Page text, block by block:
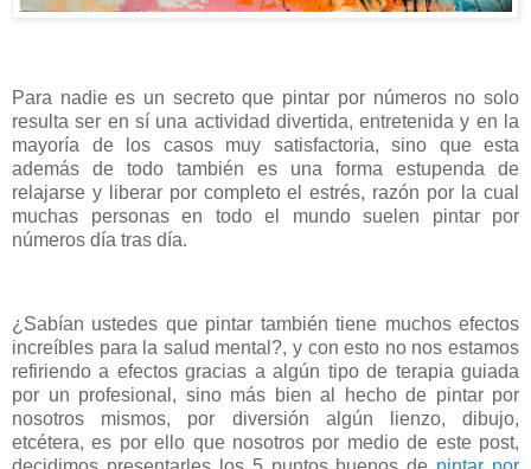
Para nadie es un secreto que pintar por números no solo
resulta ser en sí una actividad divertida, entretenida y en la
mayoría de los casos muy satisfactoria, sino que esta
además de todo también es una forma estupenda de
relajarse y liberar por completo el estrés, razón por la cual
muchas personas en todo el mundo suelen pintar por
números día tras día.
¿Sabían ustedes que pintar también tiene muchos efectos
increíbles para la salud mental?, y con esto no nos estamos
refiriendo a efectos gracias a algún tipo de terapia guiada
por un profesional, sino más bien al hecho de pintar por
nosotros mismos, por diversión algún lienzo, dibujo,
etcétera, es por ello que nosotros por medio de este post,